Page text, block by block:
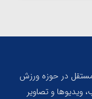
در حوزه ورزش
ویدیوها و تصاویر